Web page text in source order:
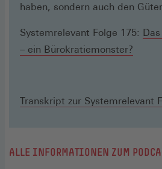
haben, sondern auch den
Systemrelevant Folge 175:
– ein Bürokratiemonster?
Transkript zur Systemrelevant
ALLE INFORMATIONEN ZUM